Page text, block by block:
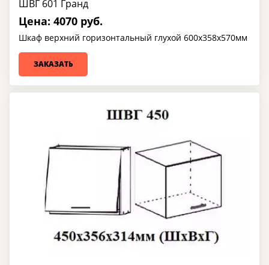
ШВГ 601 Гранд
Цена: 4070 руб.
Шкаф верхний горизонтальный глухой 600х358х570мм
ЗАКАЗАТЬ